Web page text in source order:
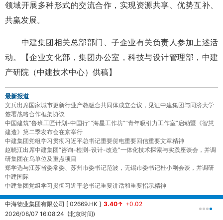
领域开展多种形式的交流合作，实现资源共享、优势互补、
共赢发展。
中建集团相关总部部门、子企业有关负责人参加上述活
动。【企业文化部，集团办公室，科技与设计管理部， 中建
产研院（中建技术中心）供稿】
最新报道
文兵出席国家城市更新行业产教融合共同体成立会议，见证中建集团与同济大学
签署战略合作框架协议
中国建筑“鲁班工匠计划-中国行”“海星工作坊”“青年吸引力工作室”启动暨《智慧
建造》第二季发布会在京举行
中建集团党组学习贯彻习近平总书记重要贺电重要回信重要文章精神
赵晓江出席中建集团“咨询-检测-设计-改造”一体化技术探索与实践座谈会，并调
研集团在乌单位及重点项目
郑学选与江苏省委常委、苏州市委书记范波，无锡市委书记杜小刚会谈，并调研
中建国际
中建集团党组学习贯彻习近平总书记重要讲话和重要指示精神
中海物业集团有限公司 [ 02669.HK ] 3.40↑ +0.02
2026/08/07 16:08:24 (北京时间)